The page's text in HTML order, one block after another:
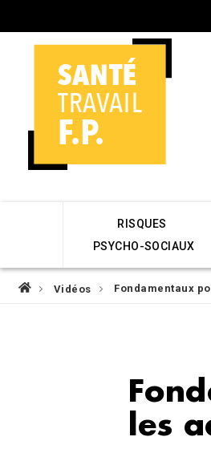
to
navigation
account
RISQUES
PSYCHO-SOCIAUX
Fil
Vidéos Fondamentaux
les